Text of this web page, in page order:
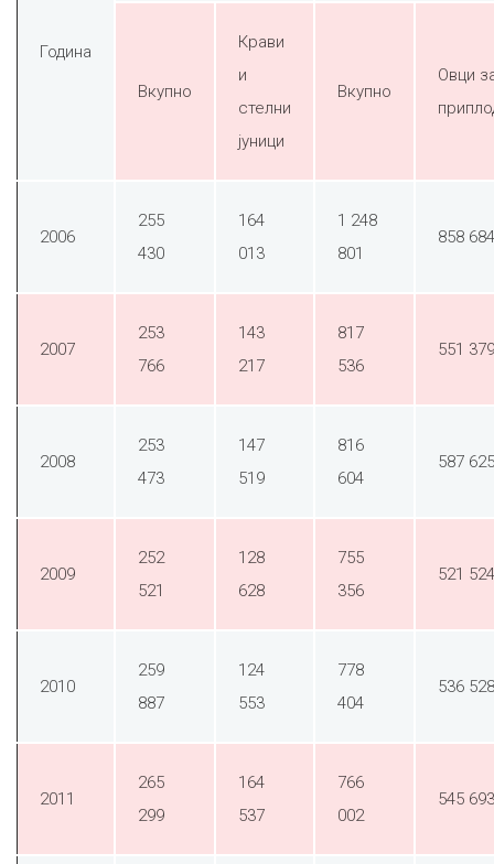
Година
Вкупно
Крави
и
стелни
јуници
Вкупно
Овци
2006
255
430
164
013
1 248
801
858 684
2007
253
766
143
217
817
536
551 379
2008
253
473
147
519
816
604
587 625
2009
252
521
128
628
755
356
521 524
2010
259
887
124
553
778
404
536 528
2011
265
299
164
537
766
002
545 693